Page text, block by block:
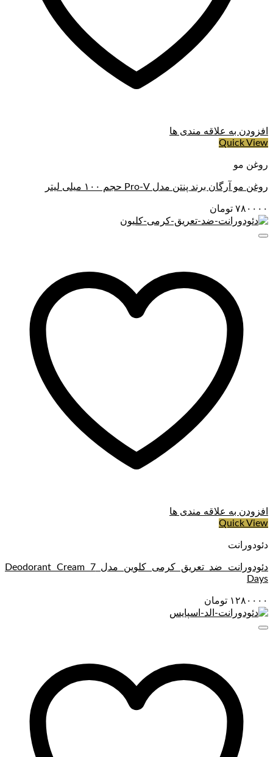
افزودن به علاقه مندی ها
Quick View
روغن مو
روغن مو آرگان برند پنتن مدل Pro-V حجم ۱۰۰ میلی لیتر
۷۸۰۰۰۰ تومان
افزودن به علاقه مندی ها
Quick View
دئودورانت
دئودورانت ضد تعریق کرمی کلوین مدل Deodorant Cream 7
Days
۱۲۸۰۰۰۰ تومان